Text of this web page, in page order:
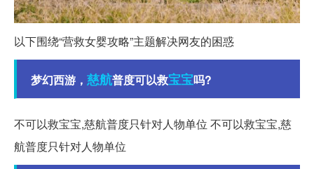
以下围绕“营救女婴攻略”主题解决网友的困惑
梦幻西游， 慈航普度可以救宝宝吗?
不可以救宝宝,慈航普度只针对人物单位 不可以救宝宝,慈
航普度只针对人物单位